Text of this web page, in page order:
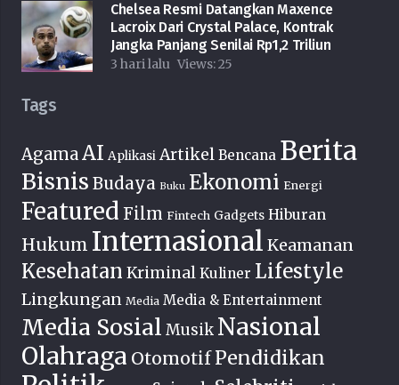
Chelsea Resmi Datangkan Maxence
Lacroix Dari Crystal Palace, Kontrak
Jangka Panjang Senilai Rp1,2 Triliun
3 hari lalu Views:25
Tags
AgamaAI Aplikasi Artikel Bencana Berita
Bisnis Budaya Buku Ekonomi Energi
Featured Film Fintech Gadgets Hiburan
Hukum Internasional Keamanan
Kesehatan Kriminal Kuliner Lifestyle
Lingkungan Media Media & Entertainment
Media Sosial Musik Nasional
Olahraga Otomotif Pendidikan